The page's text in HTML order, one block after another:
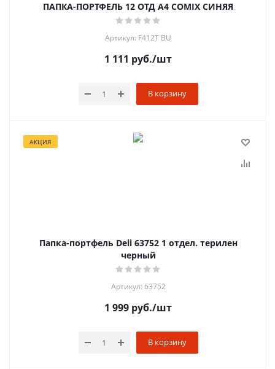
ПАПКА-ПОРТФЕЛЬ 12 ОТД A4 COMIX СИНЯЯ
Артикул: F412T BU
1 111 руб./шт
В корзину
АКЦИЯ
Папка-портфель Deli 63752 1 отдел. терилен
черный
Артикул: 63752
1 999 руб./шт
В корзину